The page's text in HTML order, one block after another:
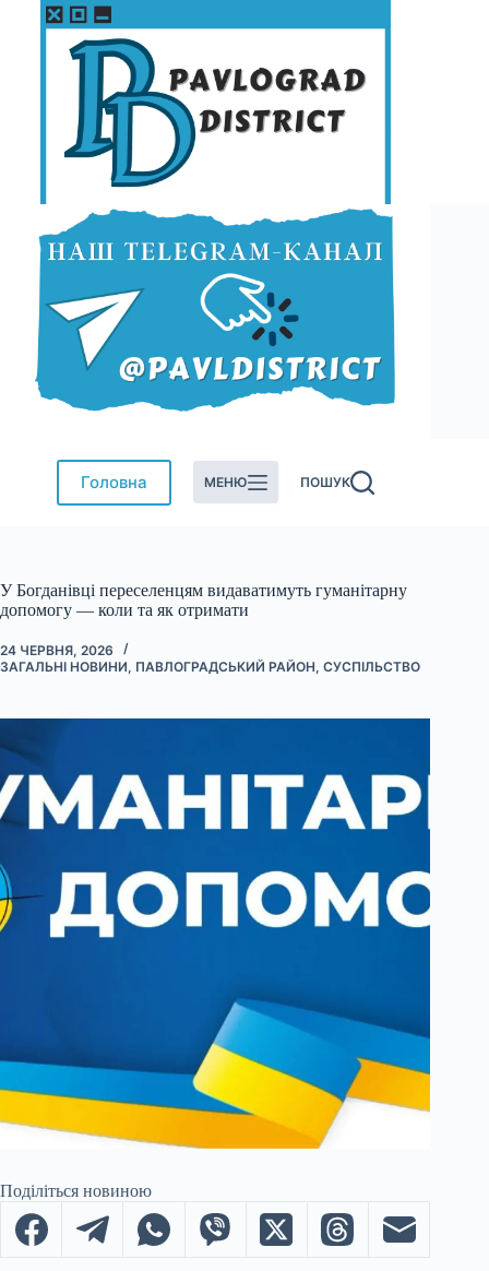
Перейти
Головна МЕНЮ ПОШУК
У Богданівці переселенцям видаватимуть гуманітарну
допомогу — коли та як отримати
24 ЧЕРВНЯ, 2026
ЗАГАЛЬНІ НОВИНИ, ПАВЛОГРАДСЬКИЙ РАЙОН, СУСПІЛЬСТВО
Поділіться новиною